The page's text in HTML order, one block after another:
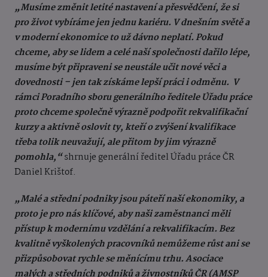
„Musíme změnit letité nastavení a přesvědčení, že si
pro život vybíráme jen jednu kariéru. V dnešním světě a
v moderní ekonomice to už dávno neplatí. Pokud
chceme, aby se lidem a celé naší společnosti dařilo lépe,
musíme být připraveni se neustále učit nové věci a
dovednosti – jen tak získáme lepší práci i odměnu. V
rámci Poradního sboru generálního ředitele Úřadu práce
proto chceme společně výrazně podpořit rekvalifikační
kurzy a aktivně oslovit ty, kteří o zvýšení kvalifikace
třeba tolik neuvažují, ale přitom by jim výrazně
pomohla,“shrnuje generální ředitel Úřadu práce ČR
Daniel Krištof.
„Malé a střední podniky jsou páteří naší ekonomiky, a
proto je pro nás klíčové, aby naši zaměstnanci měli
přístup k modernímu vzdělání a rekvalifikacím. Bez
kvalitně vyškolených pracovníků nemůžeme růst ani se
přizpůsobovat rychle se měnícímu trhu. Asociace